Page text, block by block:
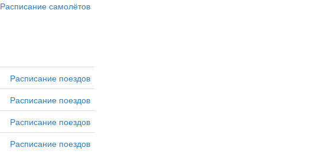
Расписание самолётов
Расписание поездов
Расписание поездов
Расписание поездов
Расписание поездов